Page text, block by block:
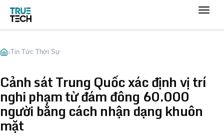
›Tin Tức Thời Sự
Cảnh sát Trung Quốc xác định vị trí
nghi phạm từ đám đông 60.000
người bằng cách nhận dạng khuôn
mặt